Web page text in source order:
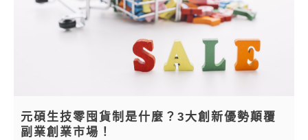
元碩生技零囤貨制是什麼？3大創新優勢顛覆
副業創業市場！